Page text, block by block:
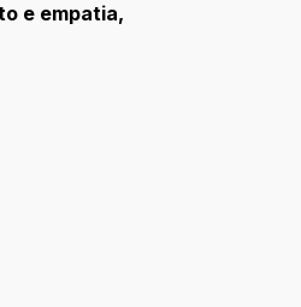
e empatia,